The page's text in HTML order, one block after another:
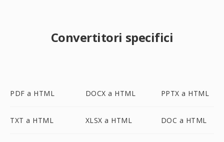
Convertitori specifici
PDF a HTML DOCX a HTML PPTX a HTML
TXT a HTML XLSX a HTML DOC a HTML